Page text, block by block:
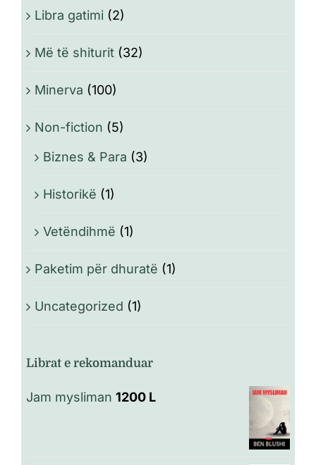
Libra gatimi (2)
Më të shiturit (32)
Minerva (100)
Non-fiction (5)
Biznes & Para (3)
Historikë (1)
Vetëndihmë (1)
Paketim për dhuratë (1)
Uncategorized (1)
Librat e rekomanduar
Jam mysliman 1200 L